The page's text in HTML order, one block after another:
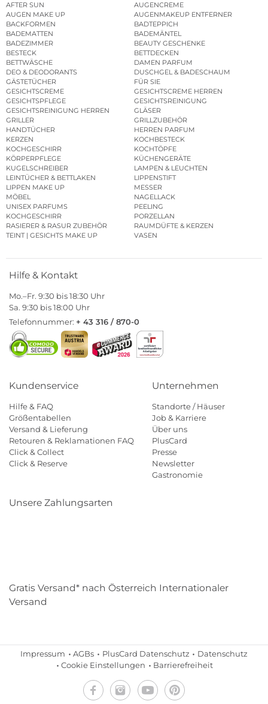
AFTER SUN
AUGENCREME
AUGEN MAKE UP
AUGENMAKEUP ENTFERNER
BACKFORMEN
BADTEPPICH
BADEMATTEN
BADEMÄNTEL
BADEZIMMER
BEAUTY GESCHENKE
BESTECK
BETTDECKEN
BETTWÄSCHE
DAMEN PARFUM
DEO & DEODORANTS
DUSCHGEL & BADESCHAUM
GÄSTETÜCHER
FÜR SIE
GESICHTSCREME
GESICHTSCREME HERREN
GESICHTSPFLEGE
GESICHTSREINIGUNG
GESICHTSREINIGUNG HERREN
GLÄSER
GRILLER
GRILLZUBEHÖR
HANDTÜCHER
HERREN PARFUM
KERZEN
KOCHBESTECK
KOCHGESCHIRR
KOCHTÖPFE
KÖRPERPFLEGE
KÜCHENGERÄTE
KUGELSCHREIBER
LAMPEN & LEUCHTEN
LEINTÜCHER & BETTLAKEN
LIPPENSTIFT
LIPPEN MAKE UP
MESSER
MÖBEL
NAGELLACK
UNISEX PARFUMS
PEELING
KOCHGESCHIRR
PORZELLAN
RASIERER & RASUR ZUBEHÖR
RAUMDÜFTE & KERZEN
TEINT | GESICHTS MAKE UP
VASEN
Hilfe & Kontakt
Mo.–Fr. 9:30 bis 18:30 Uhr
Sa. 9:30 bis 18:00 Uhr
Telefonnummer: + 43 316 / 870-0
Kundenservice
Hilfe & FAQ
Größentabellen
Versand & Lieferung
Retouren & Reklamationen FAQ
Click & Collect
Click & Reserve
Unternehmen
Standorte / Häuser
Job & Karriere
Über uns
PlusCard
Presse
Newsletter
Gastronomie
Unsere Zahlungsarten
Gratis Versand* nach Österreich Internationaler
Versand
Impressum AGBs PlusCard Datenschutz
Datenschutz
Cookie Einstellungen
Barrierefreiheit